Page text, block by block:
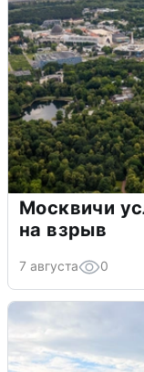
Москвичи
на взрыв
7 августа 0